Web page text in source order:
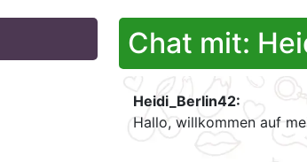
Chat mit:
Heidi_Berlin42:
Hallo, willkommen auf